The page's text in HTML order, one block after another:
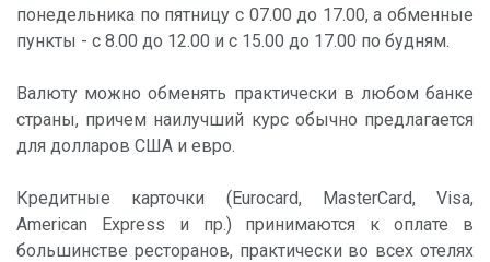
понедельника по пятницу с 07.00 до 17.00, а обменные
пункты - с 8.00 до 12.00 и с 15.00 до 17.00 по будням.
Валюту можно обменять практически в любом банке
страны, причем наилучший курс обычно предлагается
для долларов США и евро.
Кредитные карточки (Eurocard, MasterCard, Visa,
American Express и пр.) принимаются к оплате в
большинстве ресторанов, практически во всех отелях